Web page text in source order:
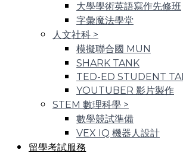
大學學術英語寫作先修班
字彙魔法學堂
人文社科 >
模擬聯合國 MUN
SHARK TANK
TED-ED STUDENT
YOUTUBER 影片製作
STEM 數理科學 >
數學競試準備
VEX IQ 機器人設計
留學考試服務